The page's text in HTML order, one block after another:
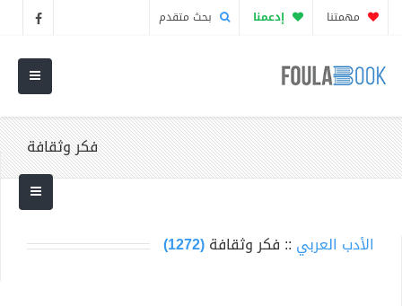
مهمتنا إدعمنا بحث متقدم
فكر وثقافة
الأدب العربي :: فكر وثقافة(1272)